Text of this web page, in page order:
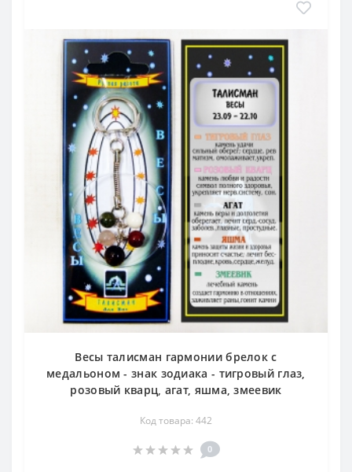
Весы талисман гармонии брелок с
медальоном - знак зодиака - тигровый глаз,
розовый кварц, агат, яшма, змеевик
Код товара: 442
0